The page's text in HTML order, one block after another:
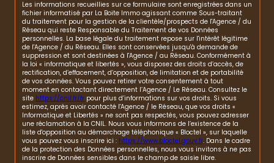
Les informations recueillies sur ce formulaire sont enregistrées dans un
fichier informatisé par La Boite Immo agissant comme Sous-traitant
du traitement pour la gestion de la clientèle/prospects de l'Agence / du
Réseau qui reste Responsable du Traitement de vos Données
personnelles. La base légale du traitement repose sur l'intérêt légitime
de l'Agence / du Réseau. Elles sont conservées jusqu'à demande de
suppression et sont destinées à l'Agence / au Réseau. Conformément à
la loi « informatique et libertés », vous disposez des droits d’accès, de
rectification, d’effacement, d’opposition, de limitation et de portabilité
de vos données. Vous pouvez retirer votre consentement à tout
moment en contactant directement l’Agence / Le Réseau. Consultez le
site https://cnil.fr/fr pour plus d’informations sur vos droits. Si vous
estimez, après avoir contacté l'Agence / le Réseau, que vos droits «
Informatique et Libertés » ne sont pas respectés, vous pouvez adresser
une réclamation à la CNIL. Nous vous informons de l’existence de la
liste d'opposition au démarchage téléphonique « Bloctel », sur laquelle
vous pouvez vous inscrire ici : https://www.bloctel.gouv.fr. Dans le cadre
de la protection des Données personnelles, nous vous invitons à ne pas
inscrire de Données sensibles dans le champ de saisie libre.